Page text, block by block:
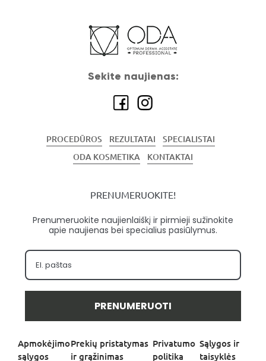
Sekite naujienas:
PROCEDŪROS REZULTATAI
SPECIALISTAI
ODA KOSMETIKA
KONTAKTAI
PRENUMERUOKITE!
Prenumeruokite naujienlaiškį ir pirmieji sužinokite
apie naujienas bei specialius pasiūlymus.
PRENUMERUOTI
Apmokėjimo
sąlygos
Prekių pristatymas
ir grąžinimas
Privatumo
politika
Sąlygos ir
taisyklės